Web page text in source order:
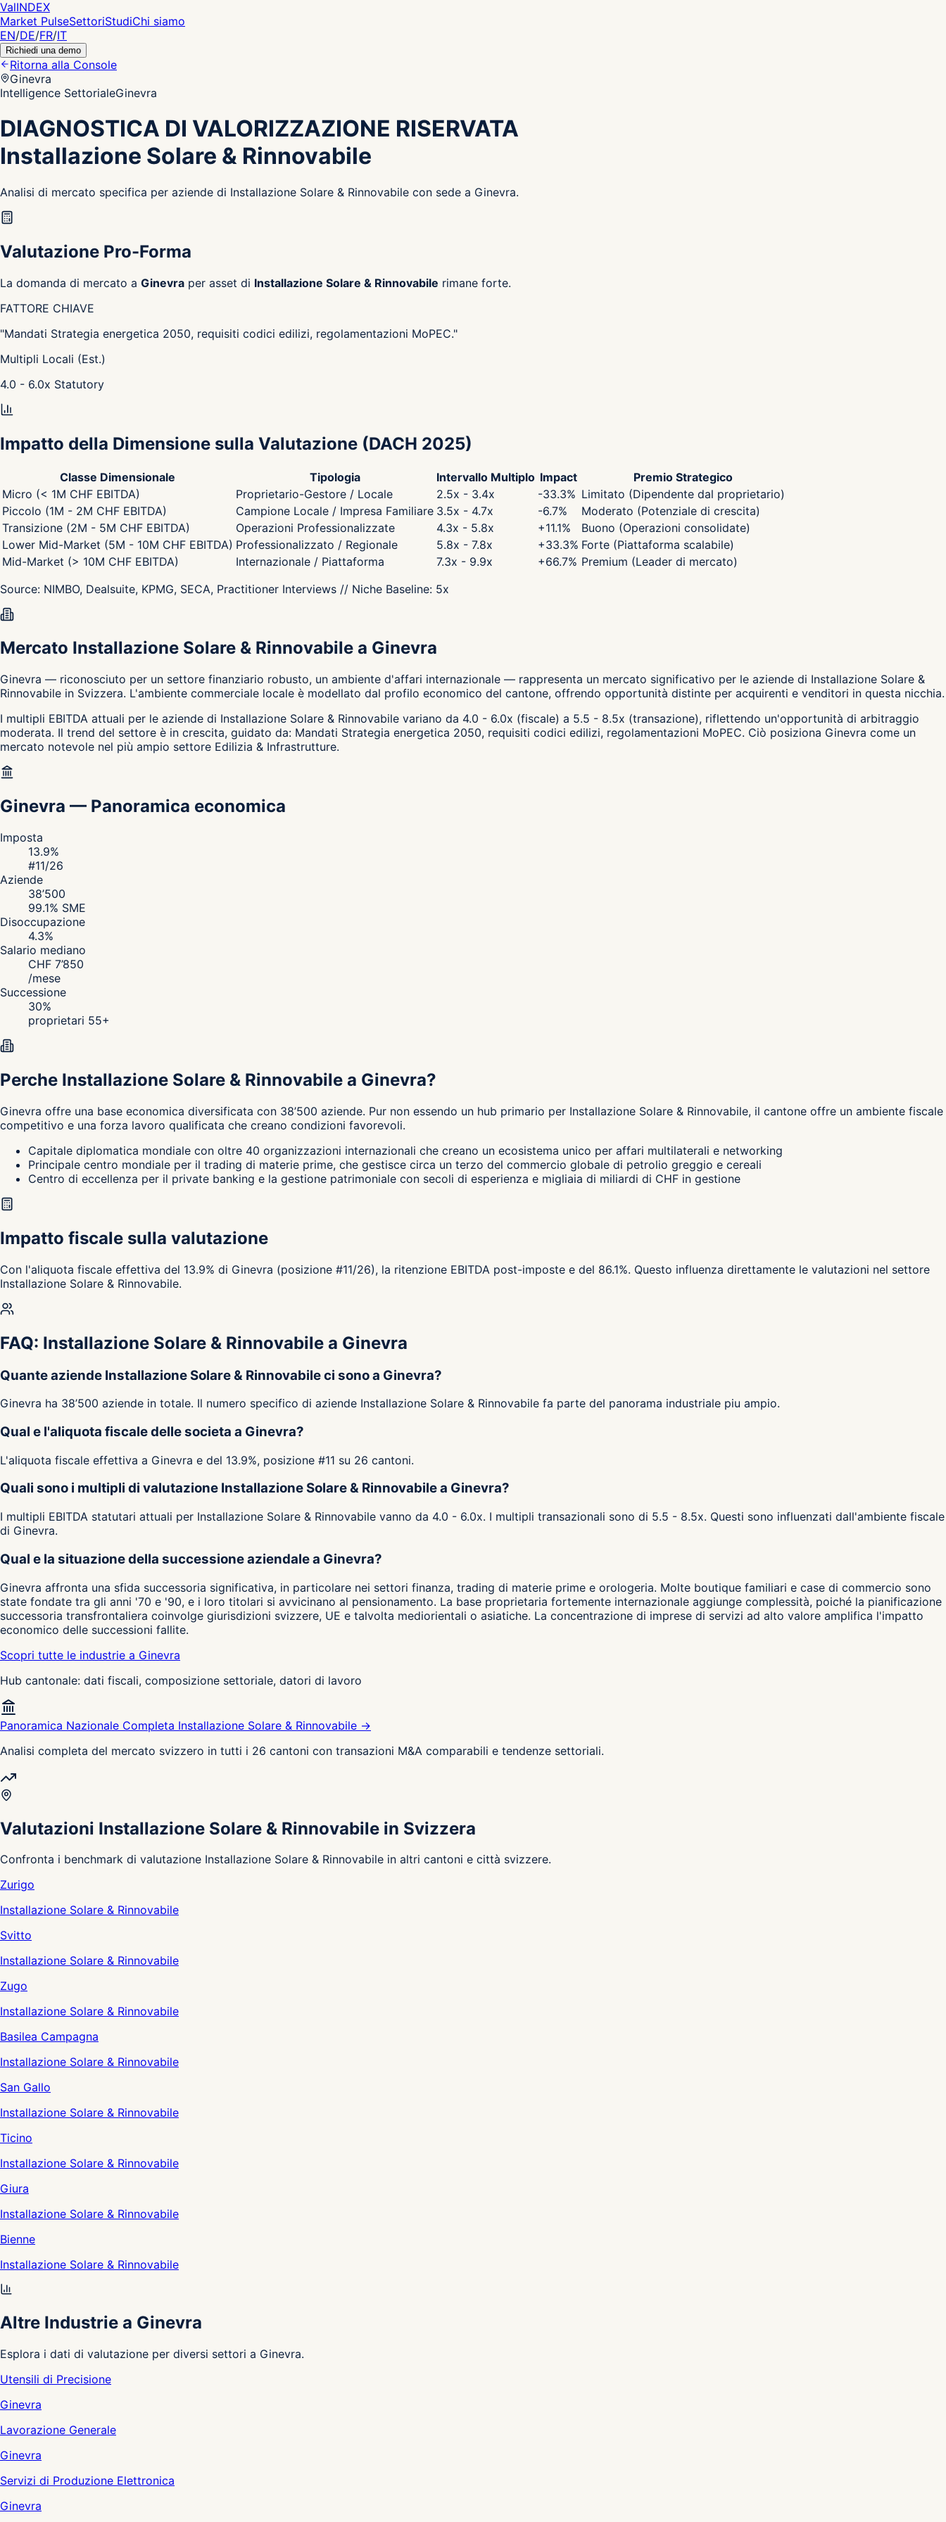
ValINDEX
Market PulseSettoriStudiChi siamo
EN/DE/FR/IT
Richiedi una demo
Ritorna alla Console
Ginevra
Intelligence SettorialeGinevra
DIAGNOSTICA DI VALORIZZAZIONE RISERVATA
Installazione Solare & Rinnovabile
Analisi di mercato specifica per aziende di Installazione Solare & Rinnovabile con sede a Ginevra.
Valutazione Pro-Forma
La domanda di mercato a Ginevra per asset di Installazione Solare & Rinnovabile rimane forte.
FATTORE CHIAVE
"Mandati Strategia energetica 2050, requisiti codici edilizi, regolamentazioni MoPEC."
Multipli Locali (Est.)
4.0 - 6.0x Statutory
Impatto della Dimensione sulla Valutazione (DACH 2025)
Classe Dimensionale Tipologia Intervallo Multiplo Impact
Premio Strategico
Micro (< 1M CHF EBITDA)
Proprietario-Gestore / Locale 2.5x - 3.4x -33.3% Limitato (Dipendente dal proprietario)
Piccolo (1M - 2M CHF EBITDA)
Campione Locale / Impresa Familiare 3.5x - 4.7x -6.7%
Moderato (Potenziale di crescita)
Transizione (2M - 5M CHF EBITDA)
Operazioni Professionalizzate 4.3x - 5.8x +11.1%
Buono (Operazioni consolidate)
Lower Mid-Market (5M - 10M CHF EBITDA) Professionalizzato / Regionale 5.8x - 7.8x +33.3% Forte (Piattaforma scalabile)
Mid-Market (> 10M CHF EBITDA)
Internazionale / Piattaforma 7.3x - 9.9x +66.7% Premium (Leader di mercato)
Source: NIMBO, Dealsuite, KPMG, SECA, Practitioner Interviews // Niche Baseline: 5x
Mercato Installazione Solare & Rinnovabile a Ginevra
Ginevra — riconosciuto per un settore finanziario robusto, un ambiente d'affari internazionale — rappresenta un mercato significativo per le aziende di Installazione Solare &
Rinnovabile in Svizzera. L'ambiente commerciale locale è modellato dal profilo economico del cantone, offrendo opportunità distinte per acquirenti e venditori in questa nicchia.
I multipli EBITDA attuali per le aziende di Installazione Solare & Rinnovabile variano da 4.0 - 6.0x (fiscale) a 5.5 - 8.5x (transazione), riflettendo un'opportunità di arbitraggio
moderata. Il trend del settore è in crescita, guidato da: Mandati Strategia energetica 2050, requisiti codici edilizi, regolamentazioni MoPEC. Ciò posiziona Ginevra come un
mercato notevole nel più ampio settore Edilizia & Infrastrutture.
Ginevra — Panoramica economica
Imposta
13.9%
#11/26
Aziende
38’500
99.1% SME
Disoccupazione
4.3%
Salario mediano
CHF 7’850
/mese
Successione
30%
proprietari 55+
Perche Installazione Solare & Rinnovabile a Ginevra?
Ginevra offre una base economica diversificata con 38’500 aziende. Pur non essendo un hub primario per Installazione Solare & Rinnovabile, il cantone offre un ambiente fiscale
competitivo e una forza lavoro qualificata che creano condizioni favorevoli.
Capitale diplomatica mondiale con oltre 40 organizzazioni internazionali che creano un ecosistema unico per affari multilaterali e networking
Principale centro mondiale per il trading di materie prime, che gestisce circa un terzo del commercio globale di petrolio greggio e cereali
Centro di eccellenza per il private banking e la gestione patrimoniale con secoli di esperienza e migliaia di miliardi di CHF in gestione
Impatto fiscale sulla valutazione
Con l'aliquota fiscale effettiva del 13.9% di Ginevra (posizione #11/26), la ritenzione EBITDA post-imposte e del 86.1%. Questo influenza direttamente le valutazioni nel settore
Installazione Solare & Rinnovabile.
FAQ: Installazione Solare & Rinnovabile a Ginevra
Quante aziende Installazione Solare & Rinnovabile ci sono a Ginevra?
Ginevra ha 38’500 aziende in totale. Il numero specifico di aziende Installazione Solare & Rinnovabile fa parte del panorama industriale piu ampio.
Qual e l'aliquota fiscale delle societa a Ginevra?
L'aliquota fiscale effettiva a Ginevra e del 13.9%, posizione #11 su 26 cantoni.
Quali sono i multipli di valutazione Installazione Solare & Rinnovabile a Ginevra?
I multipli EBITDA statutari attuali per Installazione Solare & Rinnovabile vanno da 4.0 - 6.0x. I multipli transazionali sono di 5.5 - 8.5x. Questi sono influenzati dall'ambiente fiscale
di Ginevra.
Qual e la situazione della successione aziendale a Ginevra?
Ginevra affronta una sfida successoria significativa, in particolare nei settori finanza, trading di materie prime e orologeria. Molte boutique familiari e case di commercio sono
state fondate tra gli anni '70 e '90, e i loro titolari si avvicinano al pensionamento. La base proprietaria fortemente internazionale aggiunge complessità, poiché la pianificazione
successoria transfrontaliera coinvolge giurisdizioni svizzere, UE e talvolta mediorientali o asiatiche. La concentrazione di imprese di servizi ad alto valore amplifica l'impatto
economico delle successioni fallite.
Scopri tutte le industrie a Ginevra
Hub cantonale: dati fiscali, composizione settoriale, datori di lavoro
Panoramica Nazionale Completa Installazione Solare & Rinnovabile →
Analisi completa del mercato svizzero in tutti i 26 cantoni con transazioni M&A comparabili e tendenze settoriali.
Valutazioni Installazione Solare & Rinnovabile in Svizzera
Confronta i benchmark di valutazione Installazione Solare & Rinnovabile in altri cantoni e città svizzere.
Zurigo
Installazione Solare & Rinnovabile
Svitto
Installazione Solare & Rinnovabile
Zugo
Installazione Solare & Rinnovabile
Basilea Campagna
Installazione Solare & Rinnovabile
San Gallo
Installazione Solare & Rinnovabile
Ticino
Installazione Solare & Rinnovabile
Giura
Installazione Solare & Rinnovabile
Bienne
Installazione Solare & Rinnovabile
Altre Industrie a Ginevra
Esplora i dati di valutazione per diversi settori a Ginevra.
Utensili di Precisione
Ginevra
Lavorazione Generale
Ginevra
Servizi di Produzione Elettronica
Ginevra